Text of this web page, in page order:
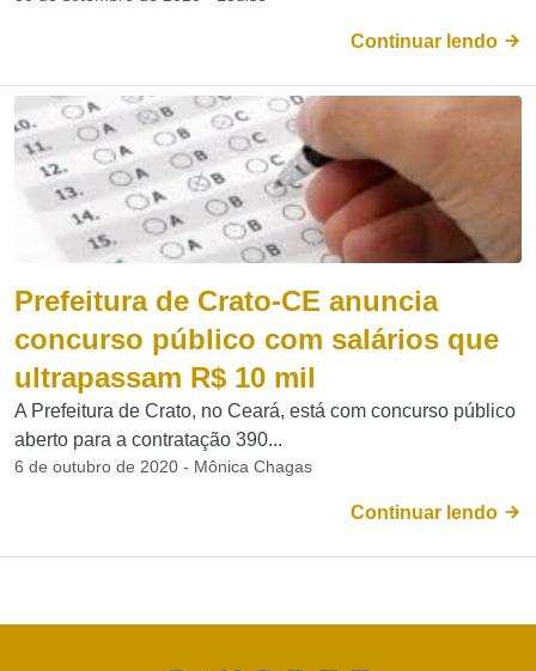
Continuar lendo
Prefeitura de Crato-CE anuncia
concurso público com salários que
ultrapassam R$ 10 mil
A Prefeitura de Crato, no Ceará, está com concurso público
aberto para a contratação 390...
6 de outubro de 2020 - Mônica Chagas
Continuar lendo